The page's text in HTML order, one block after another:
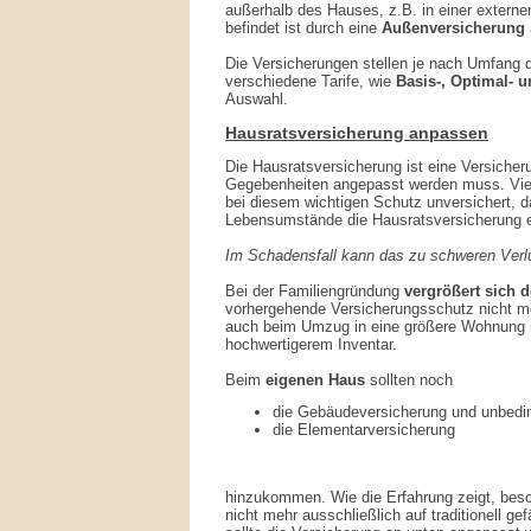
außerhalb des Hauses, z.B. in einer
befindet ist durch eine Außenversicherung
Die Versicherungen stellen je nach Umfang
verschiedene Tarife, wie Basis-, Optimal-
Auswahl.
Hausratsversicherung anpassen
Die Hausratsversicherung ist eine
Gegebenheiten angepasst werden muss.
bei diesem wichtigen Schutz unversichert,
Lebensumstände die
Im Schadensfall kann das zu schweren
Bei der Familiengründung vergrößert sich
vorhergehende Versicherungsschutz nicht
auch beim Umzug in eine größere
hochwertigerem Inventar.
Beim eigenen Haus sollten noch
die Gebäudeversicherung und
die Elementarversicherung
hinzukommen. Wie die Erfahrung zeigt,
nicht mehr ausschließlich auf traditionell